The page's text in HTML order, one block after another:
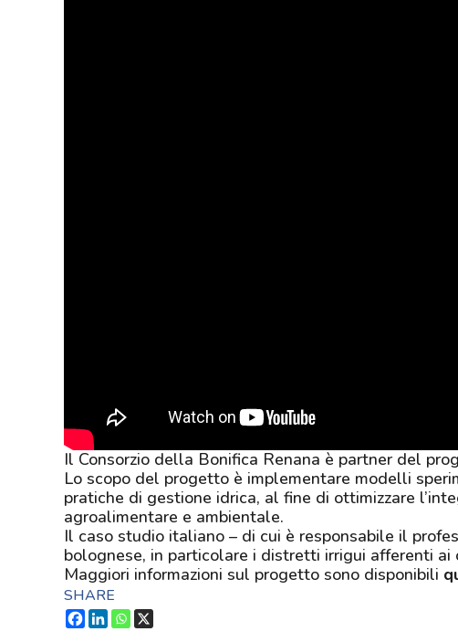
Il Consorzio della Bonifica Renana è partner del
Lo scopo del progetto è implementare modelli
pratiche di gestione idrica, al fine di ottimizzare
agroalimentare e ambientale.
Il caso studio italiano – di cui è responsabile il
bolognese, in particolare i distretti irrigui afferenti ai
Maggiori informazioni sul progetto sono disponibili
SHARE